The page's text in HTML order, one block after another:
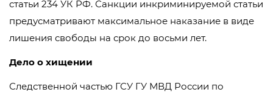
статьи 234 УК РФ. Санкции инкриминируемой статьи
предусматривают максимальное наказание в виде
лишения свободы на срок до восьми лет.
Дело о хищении
Следственной частью ГСУ ГУ МВД России по